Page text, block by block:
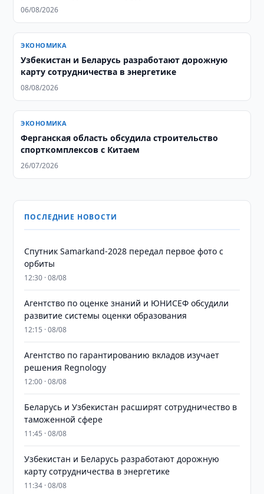
06/08/2026
ЭКОНОМИКА
Узбекистан и Беларусь разработают дорожную
карту сотрудничества в энергетике
08/08/2026
ЭКОНОМИКА
Ферганская область обсудила строительство
спорткомплексов с Китаем
26/07/2026
ПОСЛЕДНИЕ НОВОСТИ
Спутник Samarkand-2028 передал первое фото с
орбиты
12:30 · 08/08
Агентство по оценке знаний и ЮНИСЕФ обсудили
развитие системы оценки образования
12:15 · 08/08
Агентство по гарантированию вкладов изучает
решения Regnology
12:00 · 08/08
Беларусь и Узбекистан расширят сотрудничество в
таможенной сфере
11:45 · 08/08
Узбекистан и Беларусь разработают дорожную
карту сотрудничества в энергетике
11:34 · 08/08